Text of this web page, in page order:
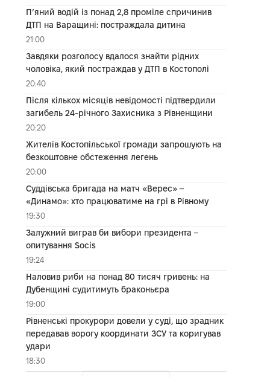
П’яний водій із понад 2,8 проміле спричинив
ДТП на Варащині: постраждала дитина
21:00
Завдяки розголосу вдалося знайти рідних
чоловіка, який постраждав у ДТП в Костополі
20:40
Після кількох місяців невідомості підтвердили
загибель 24-річного Захисника з Рівненщини
20:20
Жителів Костопільської громади запрошують на
безкоштовне обстеження легень
20:00
Суддівська бригада на матч «Верес» –
«Динамо»: хто працюватиме на грі в Рівному
19:30
Залужний виграв би вибори президента –
опитування Socis
19:24
Наловив риби на понад 80 тисяч гривень: на
Дубенщині судитимуть браконьєра
19:00
Рівненські прокурори довели у суді, що зрадник
передавав ворогу координати ЗСУ та коригував
удари
18:30